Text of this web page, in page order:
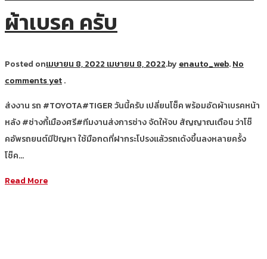
ผ้าเบรค ครับ
Posted onเมษายน 8, 2022 เมษายน 8, 2022.by enauto_web.No
comments yet.
ส่งงาน รถ #TOYOTA#TIGER วันนี้ครับ เปลี่ยนโช็ค พร้อมอัดผ้าเบรคหน้า
หลัง #ช่างกี้เมืองศรี#ทีมงานส่งการช่าง จัดให้จบ สัญญาณเตือน ว่าโช๊
คอัพรถยนต์มีปัญหา ใช้มือกดที่ฝากระโปรงแล้วรถเด้งขึ้นลงหลายครั้ง
โช๊ค…
Read More